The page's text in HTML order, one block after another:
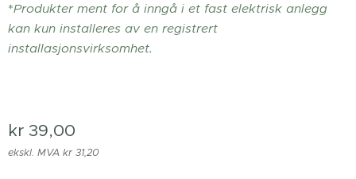
*Produkter ment for å inngå i et fast elektrisk anlegg
kan kun installeres av en registrert
installasjonsvirksomhet.
kr 39,00
ekskl. MVA kr 31,20